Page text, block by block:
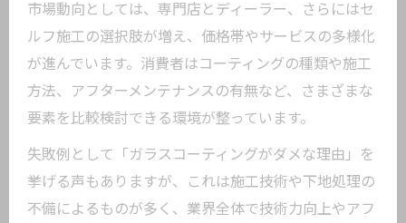
市場動向としては、専門店とディーラー、さらにはセ
ルフ施工の選択肢が増え、価格帯やサービスの多様化
が進んでいます。消費者はコーティングの種類や施工
方法、アフターメンテナンスの有無など、さまざまな
要素を比較検討できる環境が整っています。
失敗例として「ガラスコーティングがダメな理由」を
挙げる声もありますが、これは施工技術や下地処理の
不備によるものが多く、業界全体で技術力向上やアフ